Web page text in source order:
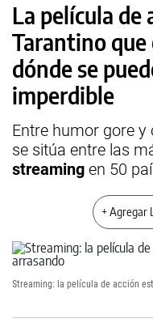
La película de
Tarantino que
dónde se
imperdible
Entre humor gore y
se sitúa entre las
streaming en 50
+ Agregar
Streaming: la película de acción